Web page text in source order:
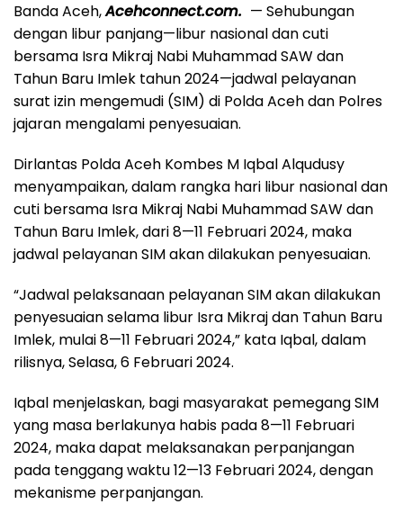
Banda Aceh,Acehconnect.com. — Sehubungan
dengan libur panjang—libur nasional dan cuti
bersama Isra Mikraj Nabi Muhammad SAW dan
Tahun Baru Imlek tahun 2024—jadwal pelayanan
surat izin mengemudi (SIM) di Polda Aceh dan Polres
jajaran mengalami penyesuaian.
Dirlantas Polda Aceh Kombes M Iqbal Alqudusy
menyampaikan, dalam rangka hari libur nasional dan
cuti bersama Isra Mikraj Nabi Muhammad SAW dan
Tahun Baru Imlek, dari 8—11 Februari 2024, maka
jadwal pelayanan SIM akan dilakukan penyesuaian.
“Jadwal pelaksanaan pelayanan SIM akan dilakukan
penyesuaian selama libur Isra Mikraj dan Tahun Baru
Imlek, mulai 8—11 Februari 2024,” kata Iqbal, dalam
rilisnya, Selasa, 6 Februari 2024.
Iqbal menjelaskan, bagi masyarakat pemegang SIM
yang masa berlakunya habis pada 8—11 Februari
2024, maka dapat melaksanakan perpanjangan
pada tenggang waktu 12—13 Februari 2024, dengan
mekanisme perpanjangan.